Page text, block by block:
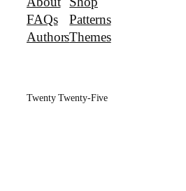
FAQs
Authors
Patterns
Themes
Twenty Twenty-Five